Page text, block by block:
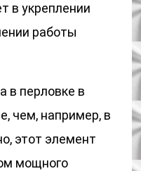
в укреплении
работы
в перловке в
чем, например, в
этот элемент
мощного